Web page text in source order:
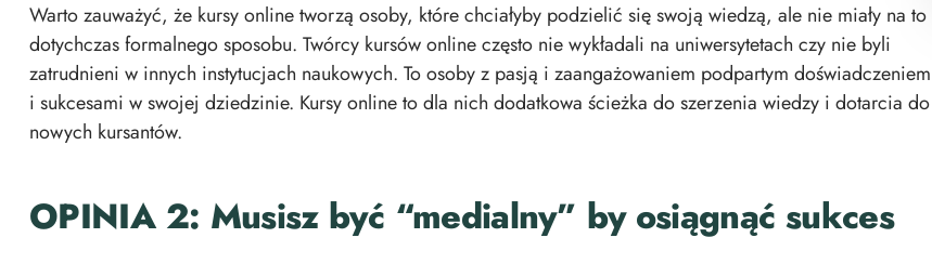
Warto zauważyć, że kursy online tworzą osoby, które chciałyby podzielić się swoją wiedzą, ale nie miały na to
dotychczas formalnego sposobu. Twórcy kursów online często nie wykładali na uniwersytetach czy nie byli
zatrudnieni w innych instytucjach naukowych. To osoby z pasją i zaangażowaniem podpartym doświadczeniem
i sukcesami w swojej dziedzinie. Kursy online to dla nich dodatkowa ścieżka do szerzenia wiedzy i dotarcia do
nowych kursantów.
OPINIA 2: Musisz być “medialny” by osiągnąć sukces